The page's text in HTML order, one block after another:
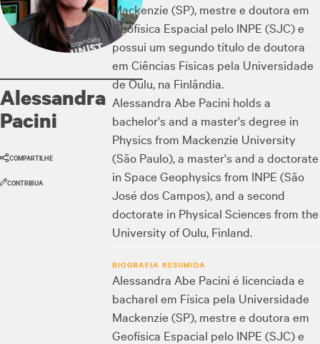
Alessandra
Pacini
COMPARTILHE
CONTRIBUA
Mackenzie (SP), mestre e doutora em
Geofísica Espacial pelo INPE (SJC) e
possui um segundo título de doutora
em Ciências Físicas pela Universidade
de Oulu, na Finlândia.
Alessandra Abe Pacini holds a
bachelor's and a master's degree in
Physics from Mackenzie University
(São Paulo), a master's and a doctorate
in Space Geophysics from INPE (São
José dos Campos), and a second
doctorate in Physical Sciences from the
University of Oulu, Finland.
BIOGRAFIA RESUMIDA
Alessandra Abe Pacini é licenciada e
bacharel em Física pela Universidade
Mackenzie (SP), mestre e doutora em
Geofísica Espacial pelo INPE (SJC) e